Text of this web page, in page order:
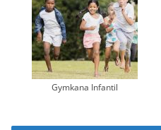
Gymkana Infantil